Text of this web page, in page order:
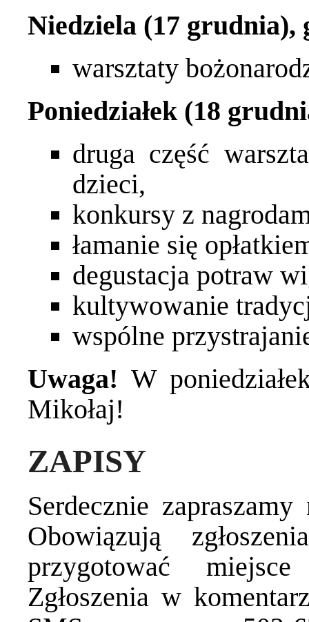
Niedziela (17 grudnia),
warsztaty
Poniedziałek (18
druga część
dzieci,
konkursy z
łamanie się
degustacja potraw
kultywowanie
wspólne
Uwaga! W
Mikołaj!
ZAPISY
Serdecznie
Obowiązują
przygotować
Zgłoszenia w